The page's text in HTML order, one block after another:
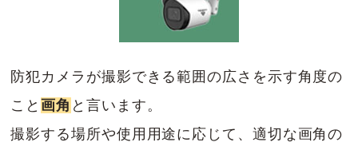
防犯カメラが撮影できる範囲の広さを示す角度の
こと 画角 と言います。
撮影する場所や使用用途に応じて、適切な画角の